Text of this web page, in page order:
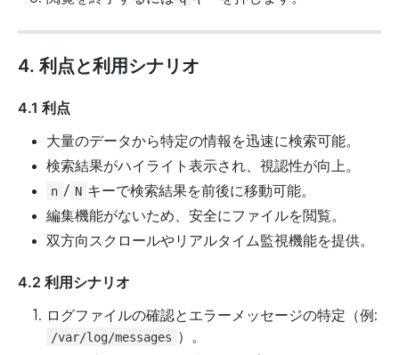
4. 利点と利用シナリオ
4.1 利点
大量のデータから特定の情報を迅速に検索可能。
検索結果がハイライト表示され、視認性が向上。
n / N キーで検索結果を前後に移動可能。
編集機能がないため、安全にファイルを閲覧。
双方向スクロールやリアルタイム監視機能を提供。
4.2 利用シナリオ
ログファイルの確認とエラーメッセージの特定（例:
/var/log/messages ）。